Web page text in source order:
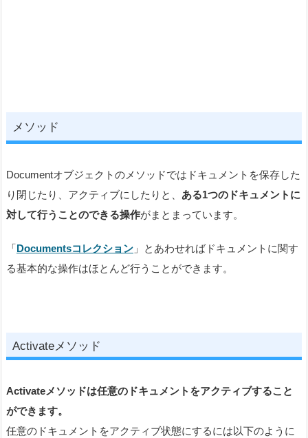
メソッド
Documentオブジェクトのメソッドではドキュメントを保存した
り閉じたり、アクティブにしたりと、 ある1つのドキュメントに
対して行うことのできる操作がまとまっています。
「Documentsコレクション 」とあわせればドキュメントに関す
る基本的な操作はほとんど行うことができます。
Activateメソッド
Activateメソッドは任意のドキュメントをアクティブすること
ができます。
任意のドキュメントをアクティブ状態にするには以下のように